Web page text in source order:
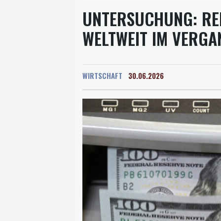
UNTERSUCHUNG:
WELTWEIT IM
WIRTSCHAFT 30.06.2026